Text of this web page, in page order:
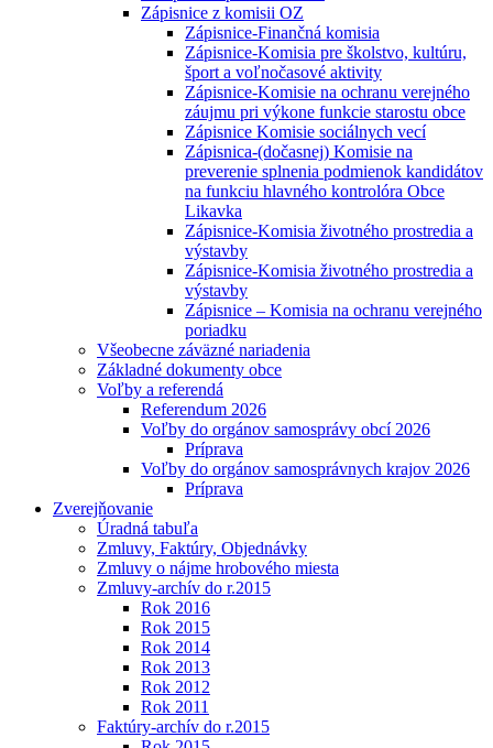
Zápisnice z komisii OZ
Zápisnice-Finančná komisia
Zápisnice-Komisia pre školstvo, kultúru,
šport a voľnočasové aktivity
Zápisnice-Komisie na ochranu verejného
záujmu pri výkone funkcie starostu obce
Zápisnice Komisie sociálnych vecí
Zápisnica-(dočasnej) Komisie na
preverenie splnenia podmienok kandidátov
na funkciu hlavného kontrolóra Obce
Likavka
Zápisnice-Komisia životného prostredia a
výstavby
Zápisnice-Komisia životného prostredia a
výstavby
Zápisnice – Komisia na ochranu verejného
poriadku
Všeobecne záväzné nariadenia
Základné dokumenty obce
Voľby a referendá
Referendum 2026
Voľby do orgánov samosprávy obcí 2026
Príprava
Voľby do orgánov samosprávnych krajov 2026
Príprava
Zverejňovanie
Úradná tabuľa
Zmluvy, Faktúry, Objednávky
Zmluvy o nájme hrobového miesta
Zmluvy-archív do r.2015
Rok 2016
Rok 2015
Rok 2014
Rok 2013
Rok 2012
Rok 2011
Faktúry-archív do r.2015